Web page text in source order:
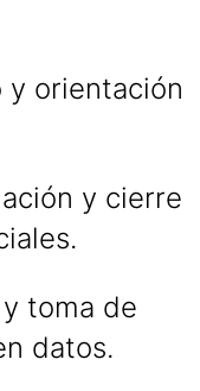
y orientación
y cierre
toma de
datos.